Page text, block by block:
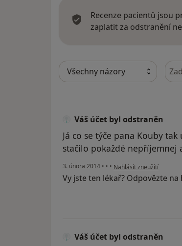
Recenze pacientů jsou
zaplatit za odstranění
Váš účet byl odstraněn
Já co se týče pana Kouby
stačilo pokaždé nepříjemnej
3. února 2014 • • • podle názoru uživatele
Nahlásit zneužití
Vy jste ten lékař? Odpovězte na
Váš účet byl odstraněn